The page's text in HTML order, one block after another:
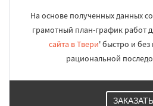
На основе полученных данных
грамотный план-график работ
сайта в Твери' быстро и без
рациональной
ЗАКАЗАТЬ